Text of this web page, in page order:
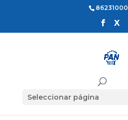
86231000
Seleccionar página